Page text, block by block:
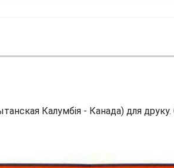
Калумбія - Канада) для